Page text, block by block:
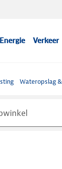
Energie Verkeer
Wateropslag